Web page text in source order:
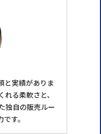
と実績がありま
る柔軟さと、
独自の販売ルー
す。